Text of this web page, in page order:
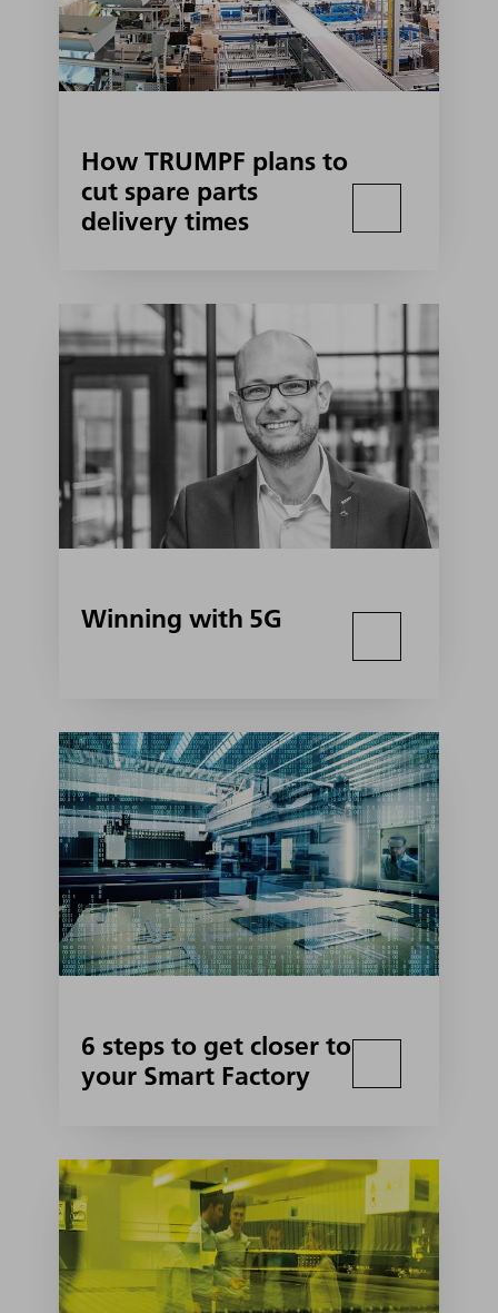
How TRUMPF plans to
cut spare parts
delivery times
Winning with 5G
6 steps to get closer to
your Smart Factory